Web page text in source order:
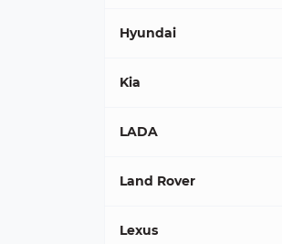
Hyundai
Kia
LADA
Land Rover
Lexus